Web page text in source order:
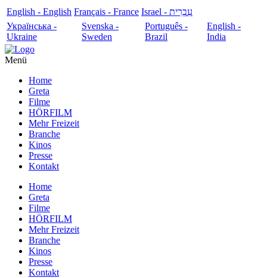
English - English Français - France
עִבְרִית - Israel
Українська -
Ukraine
Svenska -
Sweden
Português -
Brazil
English -
India
Menü
Home
Greta
Filme
HÖRFILM
Mehr Freizeit
Branche
Kinos
Presse
Kontakt
Home
Greta
Filme
HÖRFILM
Mehr Freizeit
Branche
Kinos
Presse
Kontakt